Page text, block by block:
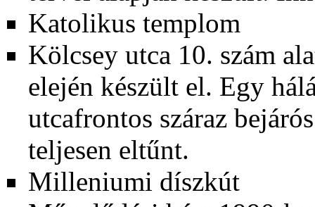
Katolikus templom
Kölcsey utca 10. szám
elején készült el. Egy
utcafrontos száraz
teljesen eltűnt.
Milleniumi díszkút